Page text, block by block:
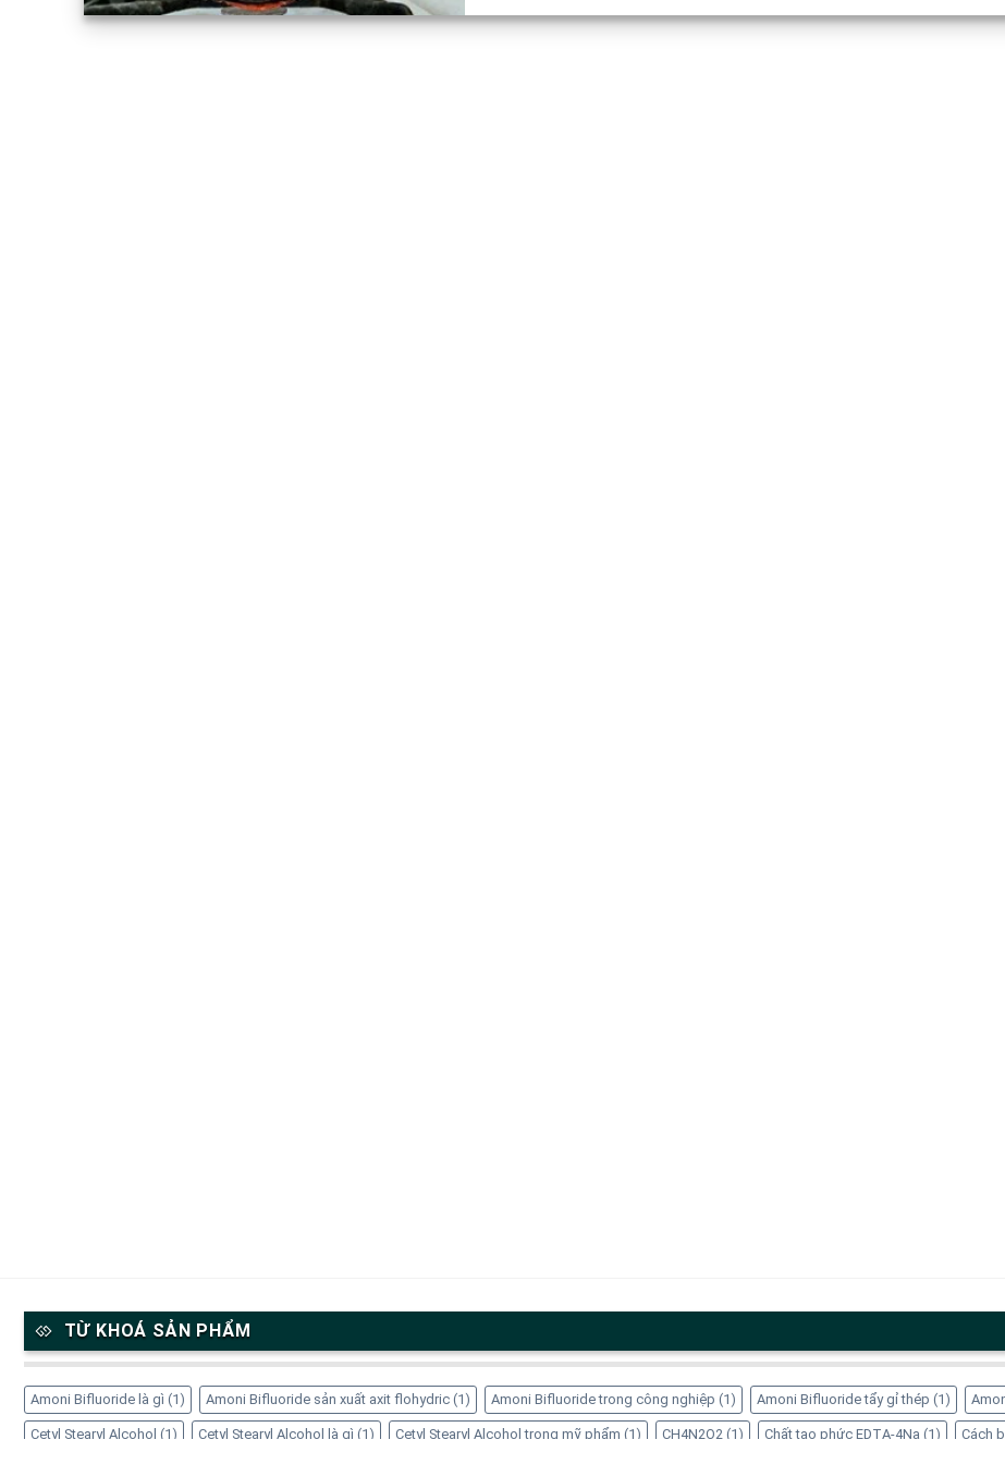
TỪ KHOÁ SẢN PHẨM
Amoni Bifluoride là gì (1) Amoni Bifluoride sản xuất axit flohydric(1) Amoni Bifluoride trong công nghiệp (1) Amoni Bifluoride tẩy gỉ thép (1)
Cetyl Stearyl Alcohol (1) Cetyl Stearyl Alcohol là gì (1) Cetyl Stearyl Alcohol trong mỹ phẩm (1) CH4N2O2(1) Chất tạo phức EDTA-4Na (1) Cách